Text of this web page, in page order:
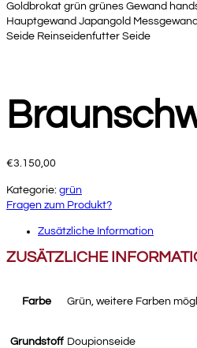
€3.150,00
Kategorie: grün
Fragen zum Produkt?
Zusätzliche Information
ZUSÄTZLICHE
Farbe Grün, weitere Farben
Grundstoff Doupionseide